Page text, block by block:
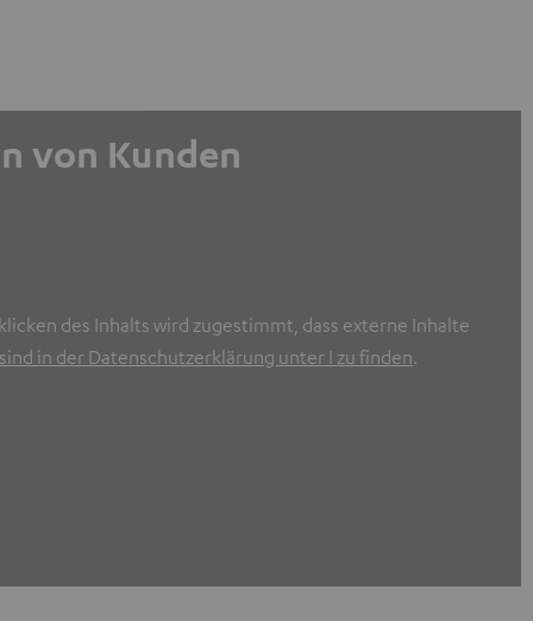
von Kunden
des Inhalts wird zugestimmt, dass externe Inhalte
in der Datenschutzerklärung unter I zu finden.